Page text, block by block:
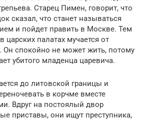
Старец Пимен, говорит, что
сказал, что станет называться
и пойдет править в Москве. Тем
царских палатах мучается от
Он спокойно не может жить, потому
убитого младенца царевича.
до литовской границы и
в корчме вместе
Вдруг на постоялый двор
приставы, они ищут преступника,